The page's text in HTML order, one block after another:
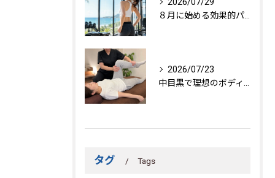
2026/07/29
８月に始める効果的パーソナルトレーニング
2026/07/23
中目黒で理想のボディを作る方法
タグ Tags